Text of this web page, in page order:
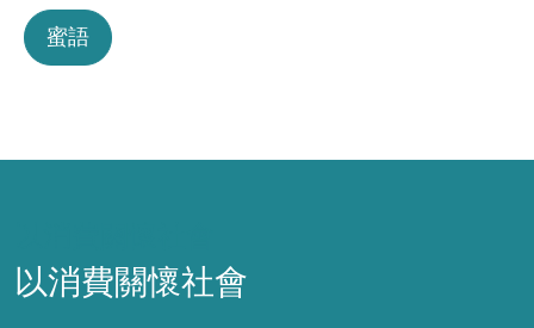
蜜語
以消費關懷社會